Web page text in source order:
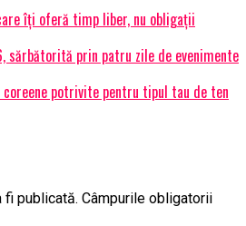
îți oferă timp liber, nu obligații
sărbătorită prin patru zile de evenimente
potrivite pentru tipul tau de ten
fi publicată. Câmpurile obligatorii